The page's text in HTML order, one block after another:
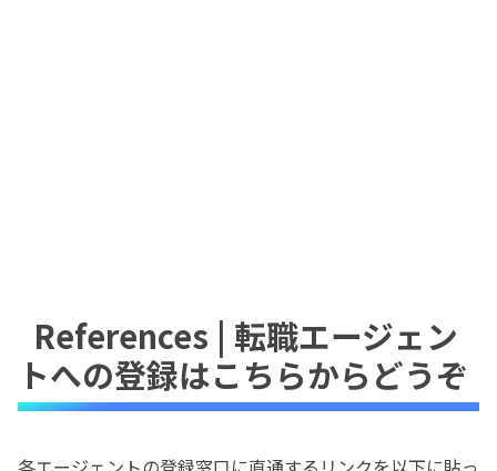
References | 転職エージェン
トへの登録はこちらからどうぞ